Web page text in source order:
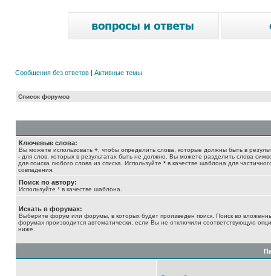
Сообщения без ответов | Активные темы
Список форумов
Ключевые слова:
Вы можете использовать + , чтобы определить слова, которые должны быть в
- для слов, которых в результатах быть не должно. Вы можете разделить слова
для поиска любого слова из списка. Используйте * в качестве шаблона для
совпадения.
Поиск по автору:
Используйте * в качестве шаблона.
Искать в форумах:
Выберите форум или форумы, в которых будет произведен поиск. Поиск во
форумах производится автоматически, если Вы не отключили соответствующую
ниже.